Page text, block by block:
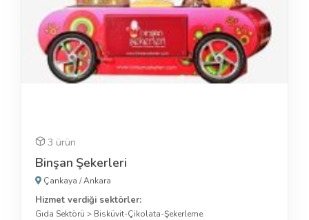
3 ürün
Binşan Şekerleri
Çankaya /Ankara
Hizmet verdiği sektörler:
Gıda Sektörü > Bisküvit-Çikolata-Şekerleme